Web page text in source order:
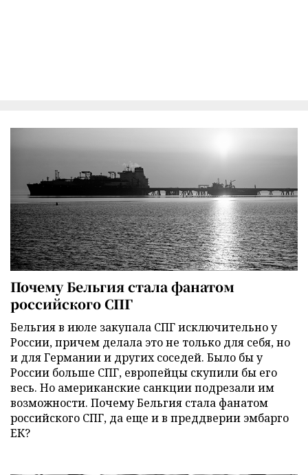
Почему Бельгия стала фанатом
российского СПГ
Бельгия в июле закупала СПГ исключительно у
России, причем делала это не только для себя, но
и для Германии и других соседей. Было бы у
России больше СПГ, европейцы скупили бы его
весь. Но американские санкции подрезали им
возможности. Почему Бельгия стала фанатом
российского СПГ, да еще и в преддверии эмбарго
ЕК?